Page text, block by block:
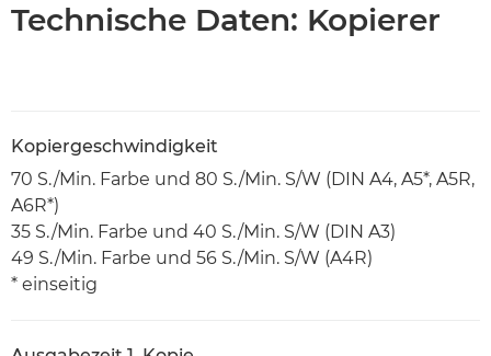
Technische Daten: Kopierer
Kopiergeschwindigkeit
70 S./Min. Farbe und 80 S./Min. S/W (DIN A4, A5*, A5R,
A6R*)
35 S./Min. Farbe und 40 S./Min. S/W (DIN A3)
49 S./Min. Farbe und 56 S./Min. S/W (A4R)
* einseitig